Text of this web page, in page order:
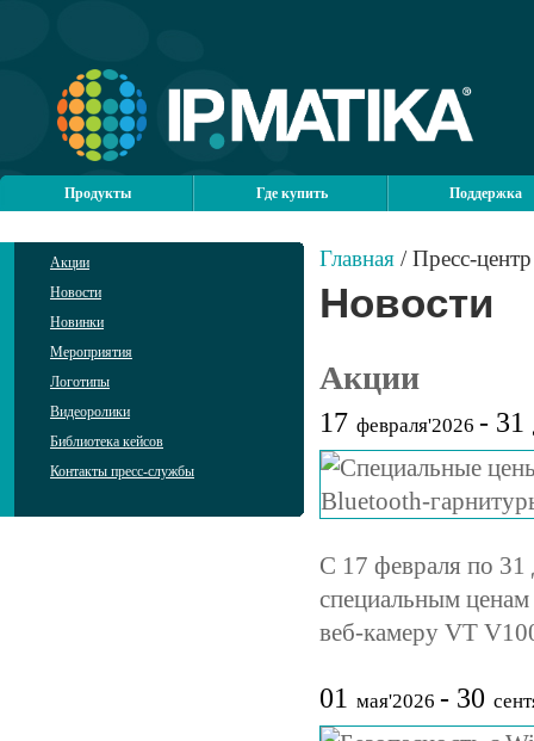
Продукты Где купить Поддержка
Акции
Новости
Новинки
Мероприятия
Логотипы
Видеоролики
Библиотека кейсов
Контакты пресс-службы
Главная / Пресс-центр
Новости
Акции
17 февраля'2026 - 31
С 17 февраля по 31
специальным
веб-камеру VT
01 мая'2026 - 30